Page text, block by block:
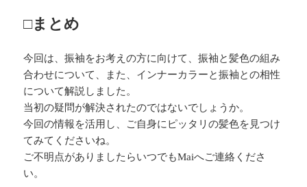
□まとめ
今回は、振袖をお考えの方に向けて、振袖と髪色の組み
合わせについて、また、インナーカラーと振袖との相性
について解説しました。
当初の疑問が解決されたのではないでしょうか。
今回の情報を活用し、ご自身にピッタリの髪色を見つけ
てみてくださいね。
ご不明点がありましたらいつでもMaiへご連絡くださ
い。